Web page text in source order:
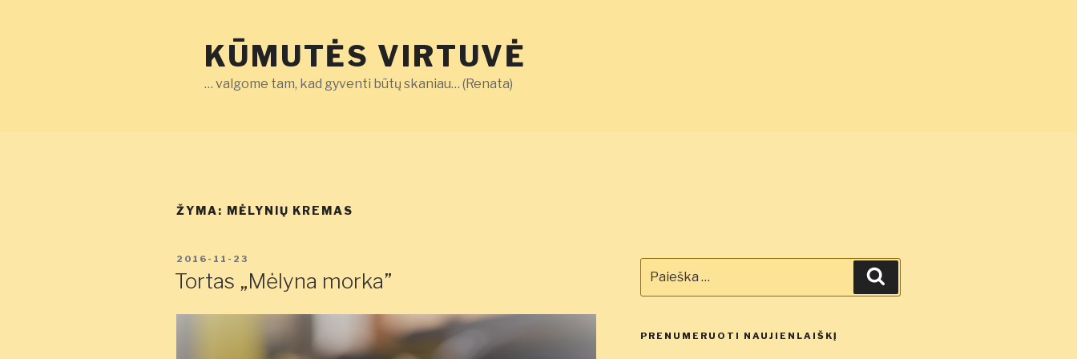
KŪMUTĖS VIRTUVĖ
… valgome tam, kad gyventi būtų skaniau… (Renata)
ŽYMA: MĖLYNIŲ KREMAS
PASKELBTA
2016-11-23
Tortas „Mėlyna morka”
PRENUMERUOTI NAUJIENLAIŠKĮ